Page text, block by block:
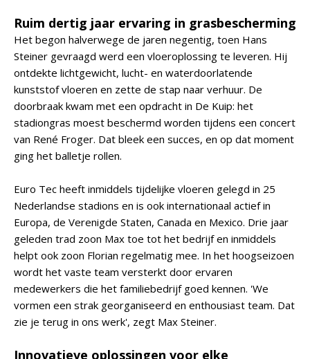
Ruim dertig jaar ervaring in grasbescherming
Het begon halverwege de jaren negentig, toen Hans
Steiner gevraagd werd een vloeroplossing te leveren. Hij
ontdekte lichtgewicht, lucht- en waterdoorlatende
kunststof vloeren en zette de stap naar verhuur. De
doorbraak kwam met een opdracht in De Kuip: het
stadiongras moest beschermd worden tijdens een concert
van René Froger. Dat bleek een succes, en op dat moment
ging het balletje rollen.
Euro Tec heeft inmiddels tijdelijke vloeren gelegd in 25
Nederlandse stadions en is ook internationaal actief in
Europa, de Verenigde Staten, Canada en Mexico. Drie jaar
geleden trad zoon Max toe tot het bedrijf en inmiddels
helpt ook zoon Florian regelmatig mee. In het hoogseizoen
wordt het vaste team versterkt door ervaren
medewerkers die het familiebedrijf goed kennen. 'We
vormen een strak georganiseerd en enthousiast team. Dat
zie je terug in ons werk', zegt Max Steiner.
Innovatieve oplossingen voor elke